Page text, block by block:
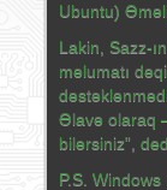
Ubuntu)
Lakin, Sazz-
məlumatı
Əlavə olaraq
bilərsiniz”,
P.S.